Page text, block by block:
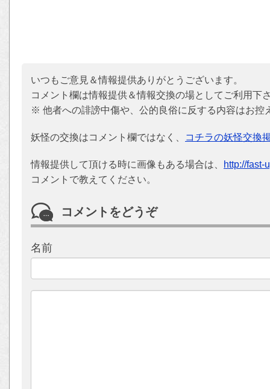
いつもご意見＆情報提供ありがとうございます。
コメント欄は情報提供＆情報交換の場としてご利用下
※ 他者への誹謗中傷や、公的良俗に反する内容はお控
妖怪の交換はコメント欄ではなく、 コチラの妖怪交換
情報提供して頂ける時に画像もある場合は、
http://fast-
コメントで教えてください。
コメントをどうぞ
名前